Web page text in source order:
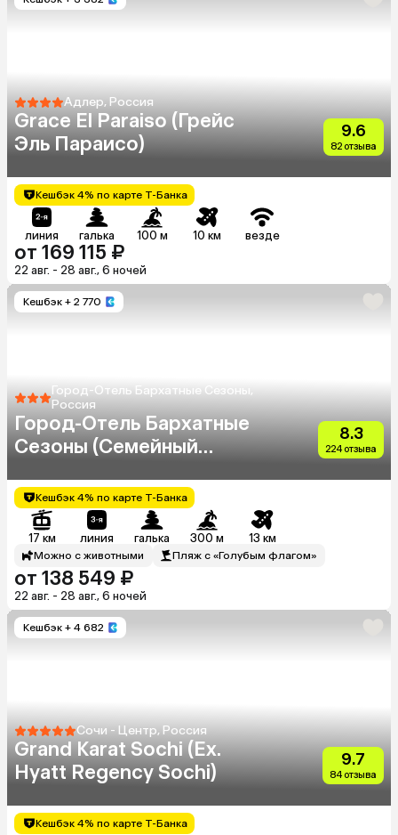
Адлер, Россия
Grace El Paraiso (Грейс
Эль Параисо)
9.6
82 отзыва
Кешбэк 4% по карте Т-Банка
линия галька 100 м 10 км везде
от 169 115 ₽
22 авг. - 28 авг., 6 ночей
Кешбэк + 2 770
Город-Отель Бархатные Сезоны,
Россия
Город-Отель Бархатные
Сезоны (Семейный
8.3
224 отзыва
Кешбэк 4% по карте Т-Банка
17 км линия галька 300 м 13 км
Можно с животными Пляж с «Голубым флагом»
от 138 549 ₽
22 авг. - 28 авг., 6 ночей
Кешбэк + 4 682
Сочи - Центр, Россия
Grand Karat Sochi (Ex.
Hyatt Regency Sochi)
9.7
84 отзыва
Кешбэк 4% по карте Т-Банка